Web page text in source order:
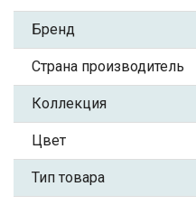
Бренд
Страна производитель
Коллекция
Цвет
Тип товара